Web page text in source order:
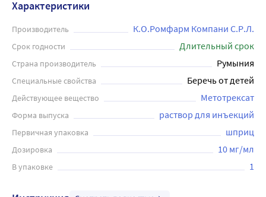
Характеристики
Производитель К.О.Ромфарм Компани С.Р.Л.
Срок годности Длительный срок
Страна производитель Румыния
Специальные свойства Беречь от детей
Действующее вещество Метотрексат
Форма выпуска раствор для инъекций
Первичная упаковка шприц
Дозировка 10 мг/мл
В упаковке 1